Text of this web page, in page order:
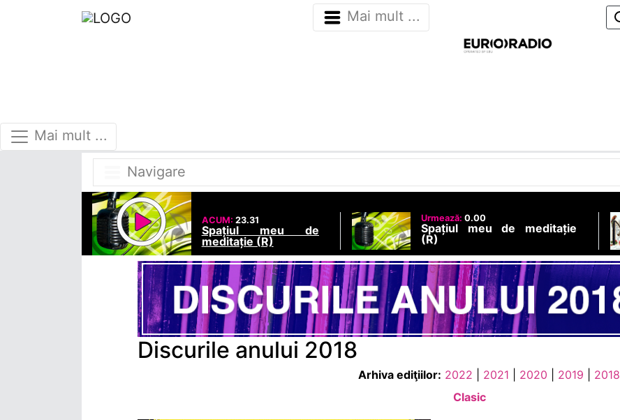
Mai mult ...
Mai mult ...
Navigare
ACUM: 23.31
Spațiul meu de
meditație (R)
Urmează:0.00
Spațiul meu de meditație
(R)
Discurile anului 2018
Arhiva ediţiilor: 2022 2021 2020 2019 2018
Clasic